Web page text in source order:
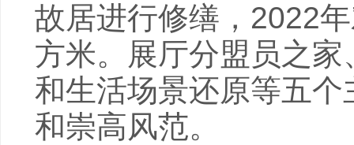
故居进行修缮，2022
方米。展厅分盟员之
和生活场景还原等五
和崇高风范。